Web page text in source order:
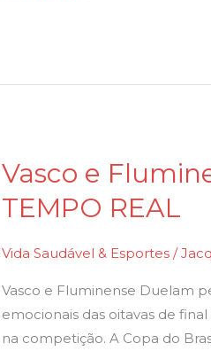
da
Vasco e
TEMPO REAL
Vida Saudável & Esportes /
Vasco e Fluminense Duelam
emocionais das oitavas de
na competição. A Copa do
Vasco
Fluminense
pelas
oitavas
da
Copa